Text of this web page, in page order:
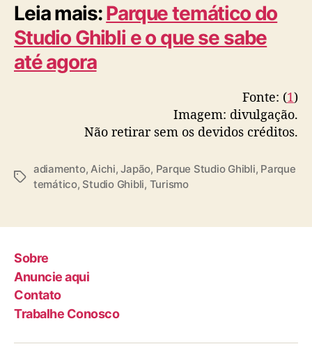
e
r
á
t
u
a
a
Leia mais:Parque temático do
Studio Ghibli e o que se sabe
até agora
Fonte: (1)
Imagem: divulgação.
Não retirar sem os devidos créditos.
T
adiamento,Aichi,Japão, Parque Studio Ghibli, Parque
temático, Studio Ghibli, Turismo
Sobre
Anuncie aqui
Contato
Trabalhe Conosco